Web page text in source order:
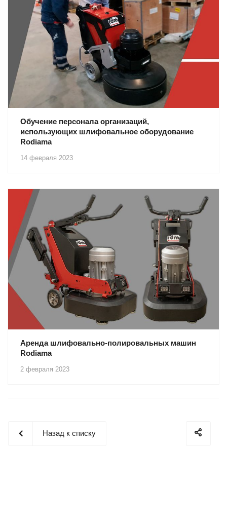
14 февраля 2023
Обучение персонала организаций,
использующих шлифовальное оборудование
Rodiama
2 февраля 2023
Аренда шлифовально-полировальных машин
Rodiama
Назад к списку